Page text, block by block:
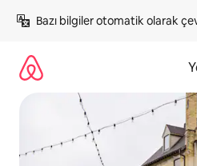
atla
Bazı bilgiler otomatik olarak